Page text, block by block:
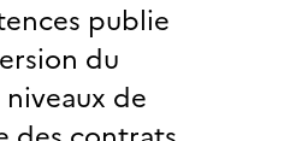
publie
du
de